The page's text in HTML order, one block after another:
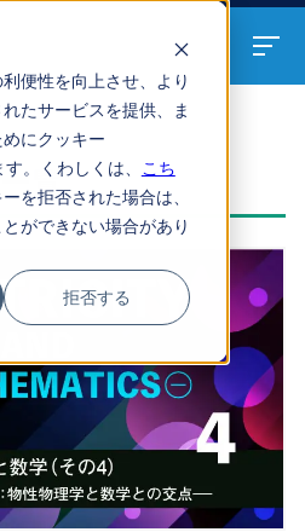
便性を向上させ、より
たサービスを提供、ま
にクッキー
。くわしくは、
こち
を拒否された場合は、
ができない場合があり
拒否する
覧